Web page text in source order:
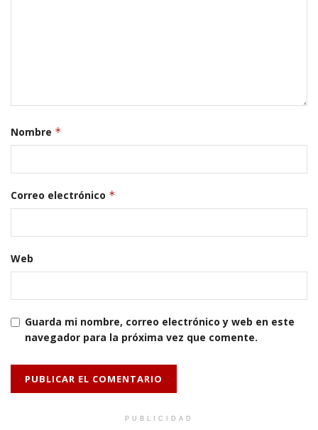
Nombre *
Correo electrónico *
Web
Guarda mi nombre, correo electrónico y web en este
navegador para la próxima vez que comente.
PUBLICIDAD